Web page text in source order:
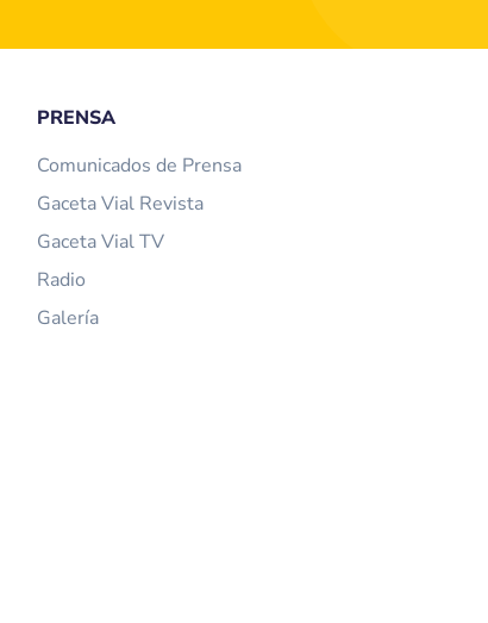
PRENSA
Comunicados de Prensa
Gaceta Vial Revista
Gaceta Vial TV
Radio
Galería